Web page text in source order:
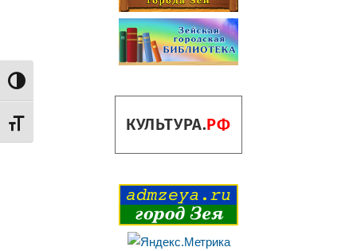
Переключить на высокую контрастность
Переключить на увеличенный шрифт